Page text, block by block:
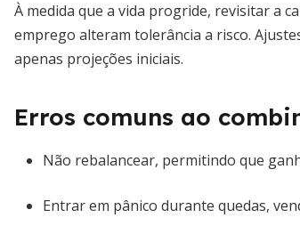
À medida que a vida progride, revisitar a
emprego alteram tolerância a risco.
apenas projeções iniciais.
Erros comuns ao
Não rebalancear, permitindo que
Entrar em pânico durante quedas,